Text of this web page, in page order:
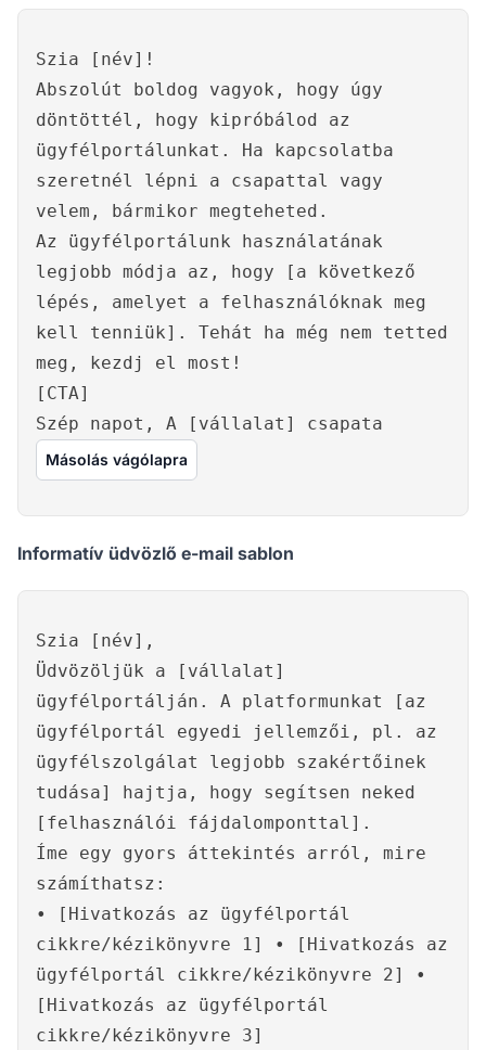
Szia [név]!
Abszolút boldog vagyok, hogy úgy
döntöttél, hogy kipróbálod az
ügyfélportálunkat. Ha kapcsolatba
szeretnél lépni a csapattal vagy
velem, bármikor megteheted.
Az ügyfélportálunk használatának
legjobb módja az, hogy [a következő
lépés, amelyet a felhasználóknak meg
kell tenniük]. Tehát ha még nem tetted
meg, kezdj el most!
[CTA]
Szép napot, A [vállalat] csapata
Másolás vágólapra
Informatív üdvözlő e-mail sablon
Szia [név],
Üdvözöljük a [vállalat]
ügyfélportálján. A platformunkat [az
ügyfélportál egyedi jellemzői, pl. az
ügyfélszolgálat legjobb szakértőinek
tudása] hajtja, hogy segítsen neked
[felhasználói fájdalomponttal].
Íme egy gyors áttekintés arról, mire
számíthatsz:
• [Hivatkozás az ügyfélportál
cikkre/kézikönyvre 1] • [Hivatkozás az
ügyfélportál cikkre/kézikönyvre 2] •
[Hivatkozás az ügyfélportál
cikkre/kézikönyvre 3]